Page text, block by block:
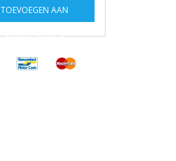
TOEVOEGEN AAN
WINKELWAGEN